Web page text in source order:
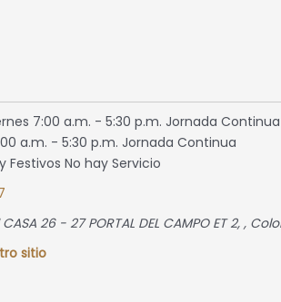
7:00 a.m. - 5:30 p.m. Jornada Continua
a.m. - 5:30 p.m. Jornada Continua
Festivos No hay Servicio
CASA 26 - 27 PORTAL DEL CAMPO ET 2, ,
sitio